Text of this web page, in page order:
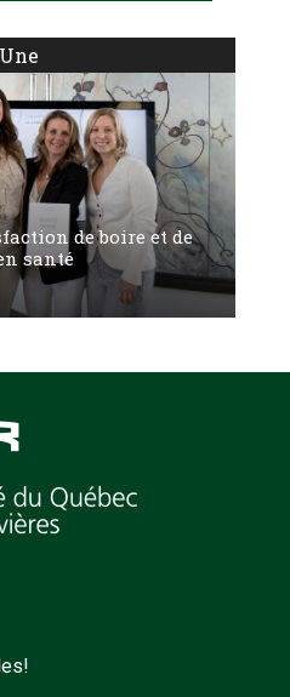
Une
de boire et de
santé